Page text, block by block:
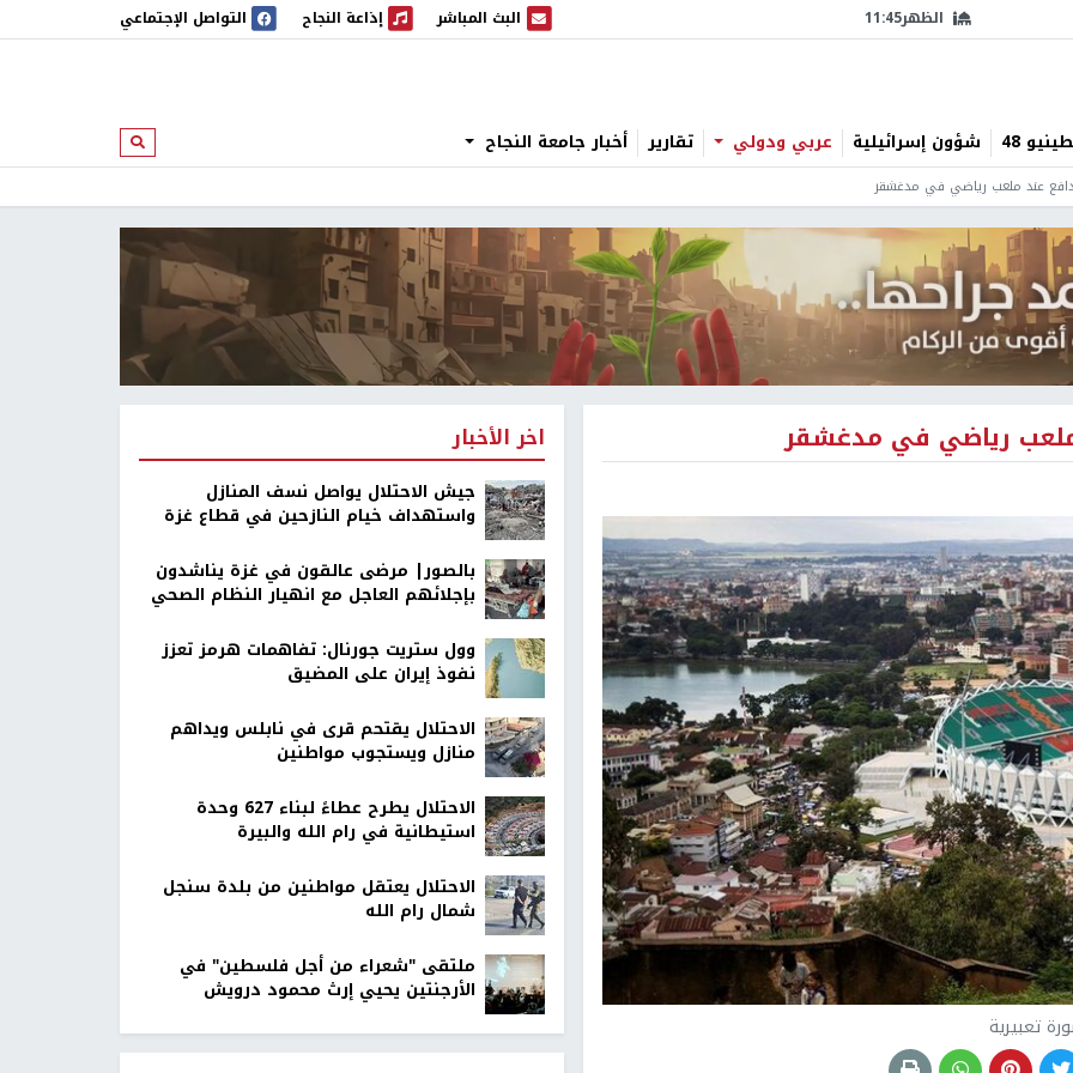
الظهر11:45 البث المباشر
البث المباشر إذاعة النجاح
إذاعة النجاح التواصل الإجتماعي
48 شؤون إسرائيلية عربي ودولي تقارير أخبار جامعة النجاح ابحث
تعبيرية
اخر الأخبار
جيش الاحتلال يواصل نسف المنازل
واستهداف خيام النازحين في قطاع غزة
بالصور| مرضى عالقون في غزة يناشدون
بإجلائهم العاجل مع انهيار النظام الصحي
وول ستريت جورنال: تفاهمات هرمز تعزز
نفوذ إيران على المضيق
الاحتلال يقتحم قرى في نابلس ويداهم
منازل ويستجوب مواطنين
الاحتلال يطرح عطاءً لبناء 627 وحدة
استيطانية في رام الله والبيرة
الاحتلال يعتقل مواطنين من بلدة سنجل
شمال رام الله
ملتقى "شعراء من أجل فلسطين" في
الأرجنتين يحيي إرث محمود درويش